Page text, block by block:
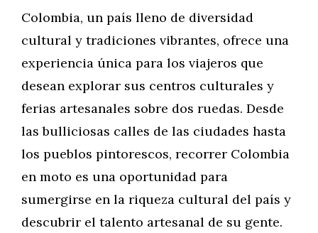
Colombia, un país lleno de diversidad
cultural y tradiciones vibrantes, ofrece una
experiencia única para los viajeros que
desean explorar sus centros culturales y
ferias artesanales sobre dos ruedas. Desde
las bulliciosas calles de las ciudades hasta
los pueblos pintorescos, recorrer Colombia
en moto es una oportunidad para
sumergirse en la riqueza cultural del país y
descubrir el talento artesanal de su gente.